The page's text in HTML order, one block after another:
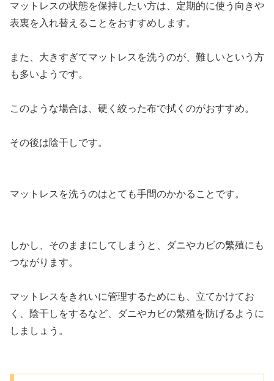
マットレスの状態を保持したい方は、定期的に使う向きや
表裏を入れ替えることをおすすめします。
また、大きすぎてマットレスを洗うのが、難しいという方
も多いようです。
このような場合は、硬く絞った布で拭くのがおすすめ。
その後は陰干しです。
マットレスを洗うのはとても手間のかかることです。
しかし、そのままにしてしまうと、ダニやカビの繁殖にも
つながります。
マットレスをきれいに管理するためにも、立てかけてお
く、陰干しをするなど、ダニやカビの繁殖を防げるように
しましょう。